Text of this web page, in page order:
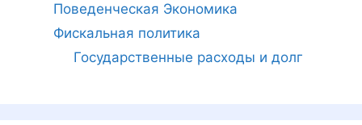
Поведенческая Экономика
Фискальная политика
Государственные расходы и долг